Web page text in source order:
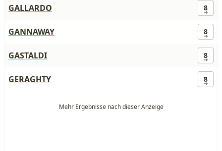
GALLARDO 8
GANNAWAY 8
GASTALDI 8
GERAGHTY 8